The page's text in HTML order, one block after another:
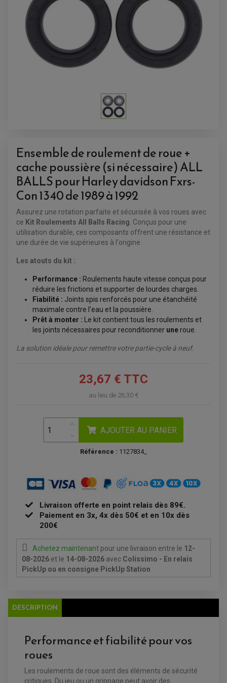
BAGAGERIE
ACCESSOIRE GPS, SMARTPHONE
SUPPORT TOP CASE
SUPPORT VALISE LATERAL
ÉCHAPPEMENT MOTO
SILENCIEUX / ÉCHAPPEMENT MOTO
ACCESSOIRE ÉCHAPPEMENT
CHARGEUR BATTERIE
CLIGNOTANT TYPE ORIGINE
FEUX ADDITIONNELS
KIT RECONDITIONNEMENT DEMARREUR
POMPE A ESSENCE
ENTRETIEN MOTO
ATELIER, PADDOCK, STAND
BOUGIE NGK
FILTRE A AIR
FILTRE A HUILE
FILTRE ET ACCESSOIRE ESSENCE
PRODUIT D'ENTRETIEN
ÉCHAPEMENT SCOOTER
ÉCHAPPEMENT SCOOTER
ELECTRICITÉ
CHARGEUR DE BATTERIE
REDRESSEUR / RÉGULATEUR
ECLAIRAGE SCOOTER
FREINAGE
DISQUE DE FREIN AVANT
ACCESSOIRE + VISSERIE FREINAGE
DISQUE DE FREIN ARRIERE
GUIDON QUAD
KIT DÉCO QUAD / SSV
KIT POIGNÉE DE GAZ QUAD
POIGNÉE QUAD
PROTÈGE-MAINS
PONTETS / REHAUSSES DE GUIDON
REPOSE PIED QUAD
BAGAGERIE / TREUIL / ATTELAGE
COFFRE / TOP CASE QUAD
TREUIL ET ATTELAGE QUAD-SSV
ÉCHAPPEMENT QUAD
ENTRETIEN QUAD / SSV
BATTERIE
BOUGIE QUAD
FILTRE A AIR BMC QUAD
FILTRE A AIR QUAD
FILTRE A HUILE QUAD
EQUIPEMENT ELECTRIQUE QUAD / SSV
ACCESSOIRES ELECTRIQUE QUAD / SSV
BOITIER CDI QUAD ET SSV
ÉQUIPEMENT ÉLECTRIQUE
ACCESSOIRES ÉLECTRIQUE ENDURO
PLAQUE PHARE
DÉMARREUR
BOBINE D'ALLUMAGE
COUPE-CONTACT
TRANSMISSION
KIT CHAÎNE
GUIDE CHAÎNE
PATIN DE BRAS OSCILLANT
EMBRAYAGE OFF ROAD
POMPE À EAU BOYESEN
KIT RÉPARATION POMPE A EAU
DURITE RADIATEUR
Ensemble de roulement de roue +
cache poussière (si nécessaire) ALL
BALLS pour Harley davidson Fxrs-
Con 1340 de 1989 à 1992
Assurez une rotation parfaite et sécurisée à vos roues avec
ce Kit Roulements All Balls Racing . Conçus pour une
utilisation durable, ces composants offrent une résistance et
une durée de vie supérieures à l'origine.
Les atouts du kit :
Performance : Roulements haute vitesse conçus pour
réduire les frictions et supporter de lourdes charges.
Fiabilité : Joints spis renforcés pour une étanchéité
maximale contre l'eau et la poussière.
Prêt à monter : Le kit contient tous les roulements et
les joints nécessaires pour reconditionner uneroue.
La solution idéale pour remettre votre partie-cycle à neuf.
23,67 € TTC
au lieu de 26,30 €
AJOUTER AU PANIER
Référence : 1127834_
Livraison offerte en point relais dès 89€.
Paiement en 3x, 4x dès 50€ et en 10x dès
200€
Achetez maintenant pour une livraison entre le 12-
08-2026 et le 14-08-2026 avec Colissimo - En relais
PickUp ou en consigne PickUp Station
DESCRIPTION
Performance et fiabilité pour vos
roues
Les roulements de roue sont des éléments de sécurité
critiques. Du jeu ou un grippage peut avoir des